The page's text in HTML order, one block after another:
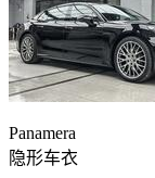
Panamera
隐形车衣